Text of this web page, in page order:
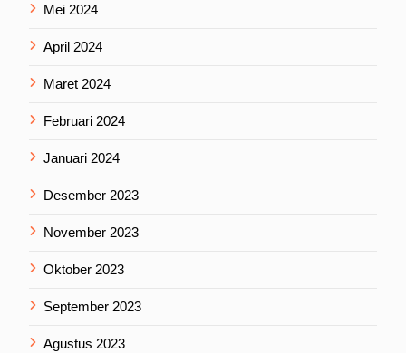
Mei 2024
April 2024
Maret 2024
Februari 2024
Januari 2024
Desember 2023
November 2023
Oktober 2023
September 2023
Agustus 2023